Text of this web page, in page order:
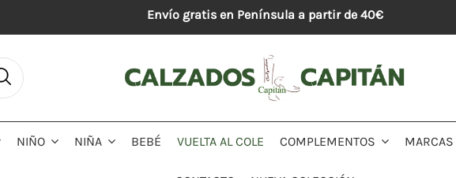
Envío gratis en Península a partir de 40€
NIÑO NIÑA BEBÉ VUELTA AL COLE COMPLEMENTOS MARCAS